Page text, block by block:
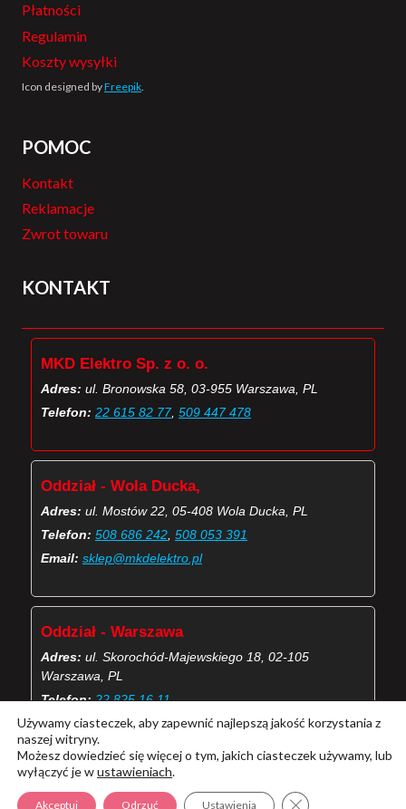
Płatności
Regulamin
Koszty wysyłki
Icon designed byFreepik.
POMOC
Kontakt
Reklamacje
Zwrot towaru
KONTAKT
MKD Elektro Sp. z o. o.
Adres: ul. Bronowska 58, 03-955 Warszawa, PL
Telefon: 22 615 82 77, 509 447 478
Oddział - Wola Ducka,
Adres: ul. Mostów 22, 05-408 Wola Ducka, PL
Telefon: 508 686 242 508 053 391
Email: sklep@mkdelektro.pl
Oddział - Warszawa
Adres: ul. Skorochód-Majewskiego 18, 02-105
Warszawa, PL
Telefon: 22 825 16 11
Email: skorochod@mkdelektro.pl
(Więcej o kontaktach MKD Elektro)
Używamy ciasteczek, aby zapewnić najlepszą jakość korzystania z
naszej witryny.
Możesz dowiedzieć się więcej o tym, jakich ciasteczek używamy, lub
wyłączyć je wustawieniach.
Akceptuj Odrzuć Ustawienia Zamknij panel